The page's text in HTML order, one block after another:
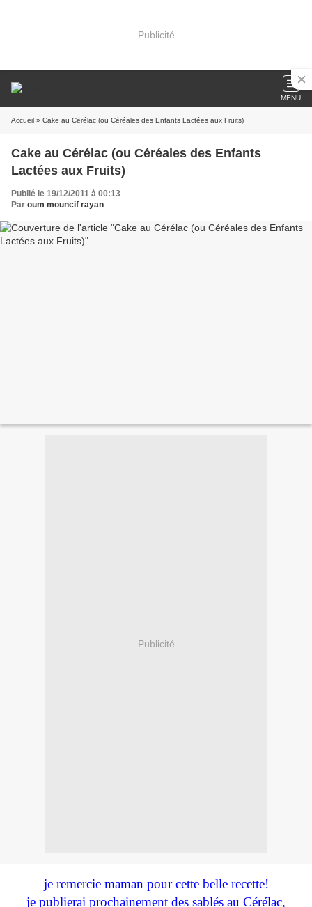
Publicité
MENU
Accueil » Cake au Cérélac (ou Céréales des Enfants Lactées aux Fruits)
Cake au Cérélac (ou Céréales des Enfants
Lactées aux Fruits)
Publié le 19/12/2011 à 00:13
Par oum mouncif rayan
Publicité
je remercie maman pour cette belle recette!
je publierai prochainement des sablés au Cérélac,